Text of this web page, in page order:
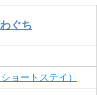
ぐち
ョートステイ）